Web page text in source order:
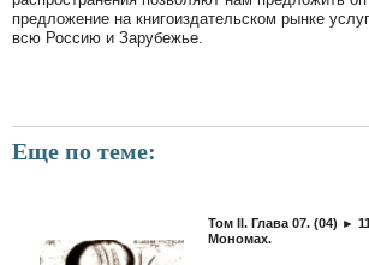
предложение на книгоиздательском рынке
всю Россию и Зарубежье.
Еще по теме:
Том II. Глава 07. (04) ►
Мономах.